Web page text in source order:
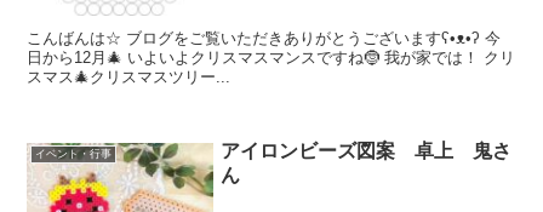
こんばんは☆ ブログをご覧いただきありがとうございますʕ•ᴥ•ʔ 今
日から12月🎄 いよいよクリスマスマンスですね🤶 我が家では！ クリ
スマス🎄クリスマスツリー...
イベント・行事
アイロンビーズ図案 卓上 鬼さ
ん